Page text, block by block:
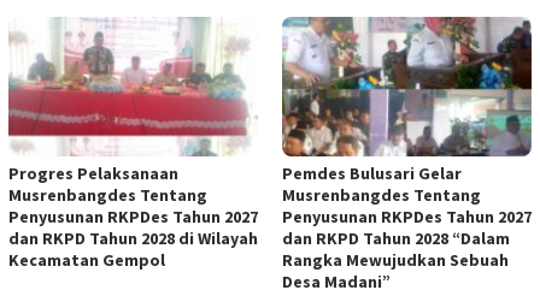
Progres Pelaksanaan
Musrenbangdes Tentang
Penyusunan RKPDes Tahun 2027
dan RKPD Tahun 2028 di Wilayah
Kecamatan Gempol
Pemdes Bulusari Gelar
Musrenbangdes Tentang
Penyusunan RKPDes Tahun 2027
dan RKPD Tahun 2028 “Dalam
Rangka Mewujudkan Sebuah
Desa Madani”